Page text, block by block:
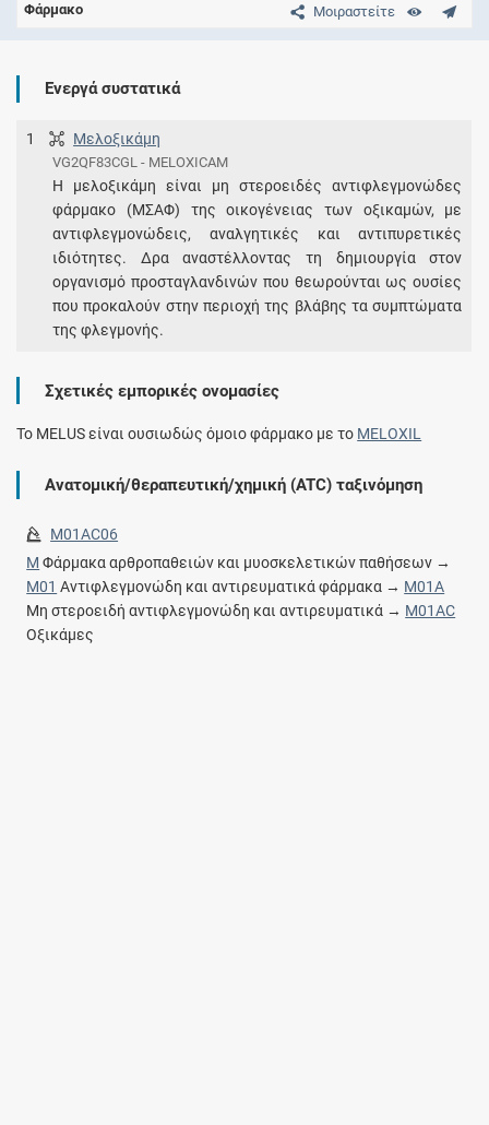
Μοιραστείτε
Φάρμακο
Ενεργά συστατικά
1 Μελοξικάμη
VG2QF83CGL - MELOXICAM
Η μελοξικάμη είναι μη στεροειδές αντιφλεγμονώδες
φάρμακο (ΜΣΑΦ) της οικογένειας των οξικαμών, με
αντιφλεγμονώδεις, αναλγητικές και αντιπυρετικές
ιδιότητες. Δρα αναστέλλοντας τη δημιουργία στον
οργανισμό προσταγλανδινών που θεωρούνται ως ουσίες
που προκαλούν στην περιοχή της βλάβης τα συμπτώματα
της φλεγμονής.
Σχετικές εμπορικές ονομασίες
To MELUS είναι ουσιωδώς όμοιο φάρμακο με το MELOXIL
Ανατομική/θεραπευτική/χημική (ATC) ταξινόμηση
M01AC06
M Φάρμακα αρθροπαθειών και μυοσκελετικών παθήσεων →
M01 Αντιφλεγμονώδη και αντιρευματικά φάρμακα → M01A
Μη στεροειδή αντιφλεγμονώδη και αντιρευματικά → M01AC
Οξικάμες